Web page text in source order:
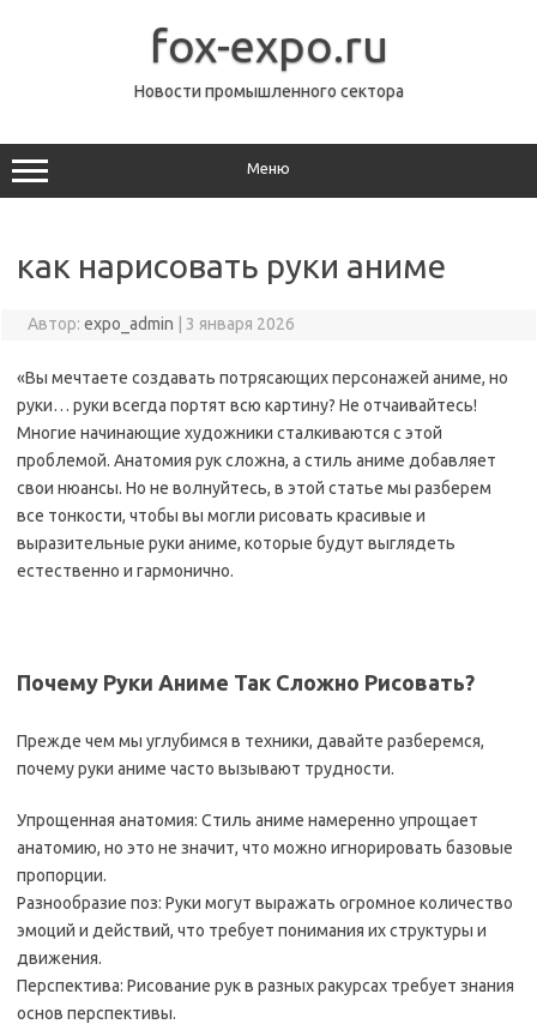
fox-expo.ru
Новости промышленного сектора
Меню
как нарисовать руки аниме
Автор: expo_admin 3 января 2026
«Вы мечтаете создавать потрясающих персонажей аниме, но
руки… руки всегда портят всю картину? Не отчаивайтесь!
Многие начинающие художники сталкиваются с этой
проблемой. Анатомия рук сложна, а стиль аниме добавляет
свои нюансы. Но не волнуйтесь, в этой статье мы разберем
все тонкости, чтобы вы могли рисовать красивые и
выразительные руки аниме, которые будут выглядеть
естественно и гармонично.
Почему Руки Аниме Так Сложно Рисовать?
Прежде чем мы углубимся в техники, давайте разберемся,
почему руки аниме часто вызывают трудности.
Упрощенная анатомия: Стиль аниме намеренно упрощает
анатомию, но это не значит, что можно игнорировать базовые
пропорции.
Разнообразие поз: Руки могут выражать огромное количество
эмоций и действий, что требует понимания их структуры и
движения.
Перспектива: Рисование рук в разных ракурсах требует знания
основ перспективы.